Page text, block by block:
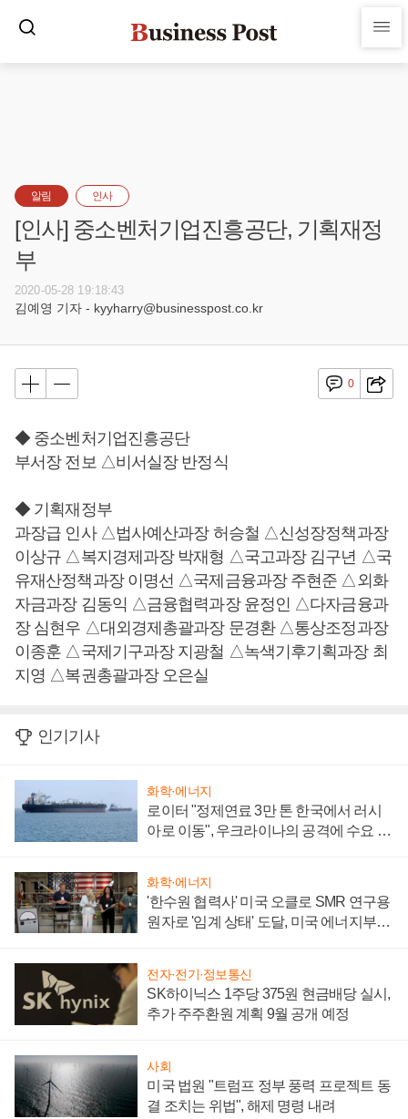
알림 인사
[인사] 중소벤처기업진흥공단, 기획재정
부
2020-05-28 19:18:43
김예영 기자 - kyyharry@businesspost.co.kr
0
◆ 중소벤처기업진흥공단
부서장 전보 △비서실장 반정식
◆ 기획재정부
과장급 인사 △법사예산과장 허승철 △신성장정책과장
이상규 △복지경제과장 박재형 △국고과장 김구년 △국
유재산정책과장 이명선 △국제금융과장 주현준 △외화
자금과장 김동익 △금융협력과장 윤정인 △다자금융과
장 심현우 △대외경제총괄과장 문경환 △통상조정과장
이종훈 △국제기구과장 지광철 △녹색기후기획과장 최
지영 △복권총괄과장 오은실
인기기사
화학·에너지
로이터 "정제연료 3만 톤 한국에서 러시
아로 이동", 우크라이나의 공격에 수요 늘
화학·에너지
'한수원 협력사' 미국 오클로 SMR 연구용
원자로 '임계 상태' 도달, 미국 에너지부
전자·전기·정보통신
SK하이닉스 1주당 375원 현금배당 실시,
추가 주주환원 계획 9월 공개 예정
사회
미국 법원 "트럼프 정부 풍력 프로젝트 동
결 조치는 위법", 해제 명령 내려